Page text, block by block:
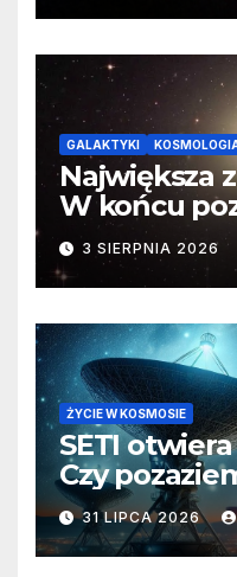
GALAKTYKI
Największa
W końcu
faktyczne
3 SIERPNIA 2026
ŻYCIE W KOSMOSIE
SETI
Czy
czekają w
miejscach?
31 LIPCA 2026